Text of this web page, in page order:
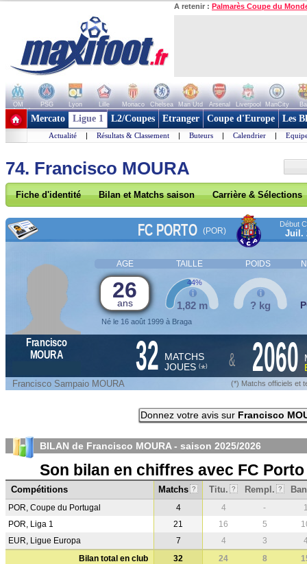
A retenir : Palmarès Coupe du
OM PSG Lyon Lille Monaco Chelsea Man Utd Arsenal Liverpool ManCity
+ de clubs
Mercato Ligue 1 L2/Coupes Etranger Coupe d'Europe Les
Actualité | Résultats & Classement | Buteurs | Calendrier |
74. Francisco MOURA
Fiche d'identité Bilan et Matchs saison Carrière & Sélections
FC PORTO (POR)
Début
Juil.
AGE TAILLE POIDS
26
ans
Né le 16 août 1999 à Braga
1,82 m
44%
? kg
Francisco
MOURA
32 MATCHS
JOUES (*) & 2060
Francisco Sampaio MOURA (*) Matchs officiels et
Donnez votre avis sur Francisco
BILAN de Francisco MOURA - saison 2025/2026
Son bilan en chiffres avec FC Porto
Compétitions Matchs ? Titu. ? Rempl. ?
POR, Coupe du Portugal 4 4 -
POR, Liga 1
21 16 5
EUR, Ligue Europa
7 4 3
Bilan total en club
32 24 8